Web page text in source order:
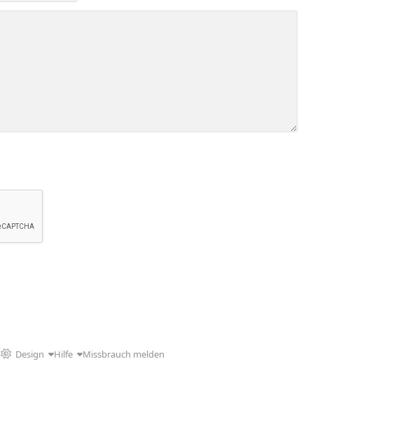
Design Hilfe Missbrauch melden